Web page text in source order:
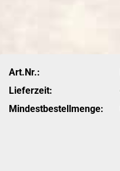
Art.Nr.:
Lieferzeit:
Mindestbestellmenge: